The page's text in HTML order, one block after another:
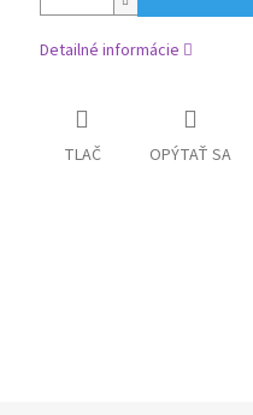
Detailné informácie
TLAČ OPÝTAŤ SA